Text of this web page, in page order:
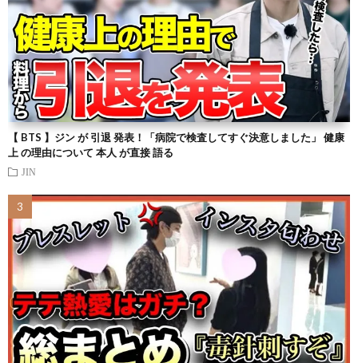
【 BTS 】ジン が 引退 発表！「病院で検査してすぐ決意しました」 健康
上 の理由について 本人 が直接 語る
JIN